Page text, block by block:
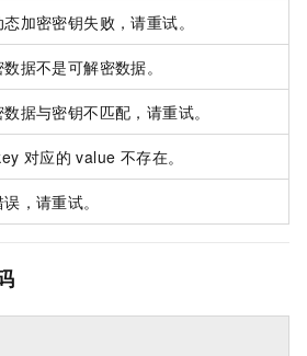
加密密钥失败，请重试。
据不是可解密数据。
据与密钥不匹配，请重试。
对应的 value 不存在。
，请重试。